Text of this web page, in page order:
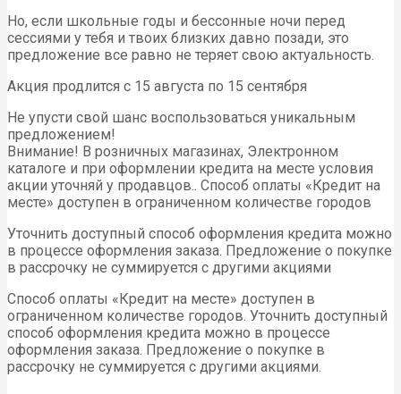
Но, если школьные годы и бессонные ночи перед
сессиями у тебя и твоих близких давно позади, это
предложение все равно не теряет свою актуальность.
Акция продлится с 15 августа по 15 сентября
Не упусти свой шанс воспользоваться уникальным
предложением!
Внимание! В розничных магазинах, Электронном
каталоге и при оформлении кредита на месте условия
акции уточняй у продавцов.. Способ оплаты «Кредит на
месте» доступен в ограниченном количестве городов
Уточнить доступный способ оформления кредита можно
в процессе оформления заказа. Предложение о покупке
в рассрочку не суммируется с другими акциями
Способ оплаты «Кредит на месте» доступен в
ограниченном количестве городов. Уточнить доступный
способ оформления кредита можно в процессе
оформления заказа. Предложение о покупке в
рассрочку не суммируется с другими акциями.